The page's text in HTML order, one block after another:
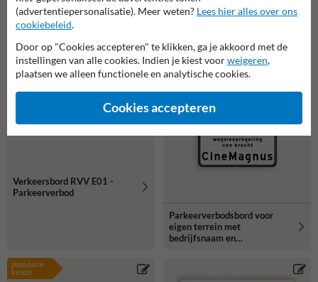
Verkeersbord RVV E01 -
Parkeerverbod
Parkeerverbodsbord voor
eigen terrein met
bedrijfsnaam en
populaire
keuze
(advertentiepersonalisatie). Meer weten? Lees hier alles over ons
cookiebeleid.
Door op "Cookies accepteren" te klikken, ga je akkoord met de
instellingen van alle cookies. Indien je kiest voorweigeren,
plaatsen we alleen functionele en analytische cookies.
Cookies accepteren